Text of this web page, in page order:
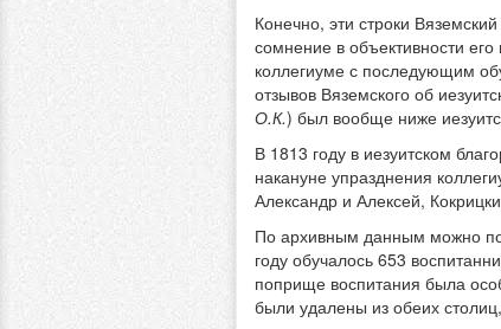
Конечно, эти строки
сомнение в объективности
коллегиуме с последующим
отзывов Вяземского об
О.К.) был вообще ниже
В 1813 году в иезуитском
накануне упразднения
Александр и Алексей,
По архивным данным можно
году обучалось 653
поприще воспитания была
были удалены из обеих